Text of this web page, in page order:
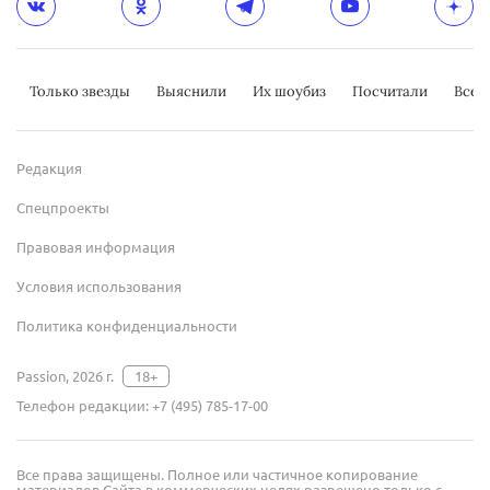
Только звезды Выяснили Их шоубиз Посчитали
Редакция
Спецпроекты
Правовая информация
Условия использования
Политика конфиденциальности
Passion, 2026 г.
18+
Телефон редакции:+7 (495) 785-17-00
Все права защищены. Полное или частичное копирование